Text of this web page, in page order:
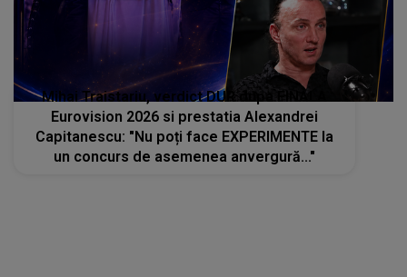
Mihai Traistariu, verdict DUR dupa FINALA
Eurovision 2026 si prestatia Alexandrei
Capitanescu: "Nu poți face EXPERIMENTE la
un concurs de asemenea anvergură..."